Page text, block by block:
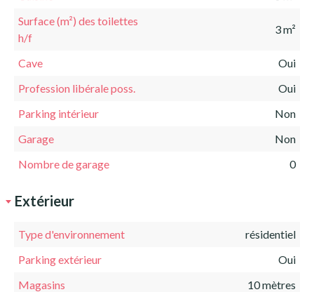
Surface (m²) des toilettes
h/f
3 m²
Cave
Oui
Profession libérale poss.
Oui
Parking intérieur
Non
Garage
Non
Nombre de garage
0
Extérieur
Type d'environnement
résidentiel
Parking extérieur
Oui
Magasins
10 mètres